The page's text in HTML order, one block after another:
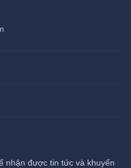
nhận được tin tức và khuyến